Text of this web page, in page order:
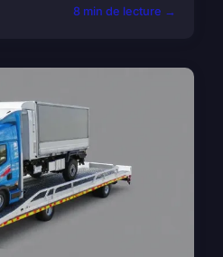
8 min de lecture →